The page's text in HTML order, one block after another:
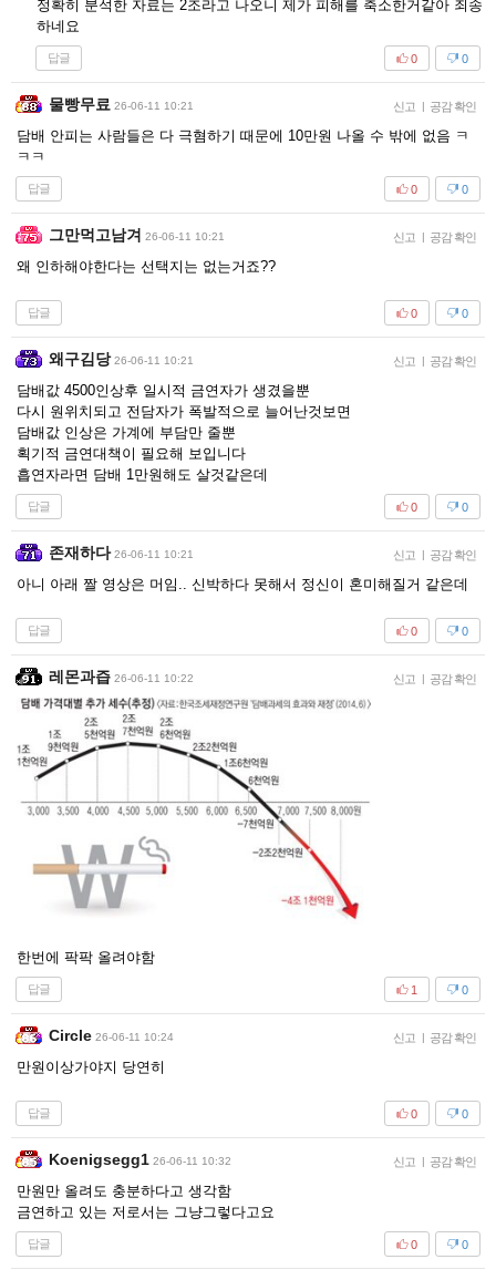
정확히 분석한 자료는 2조라고 나오니 제가 피해를 축소한거같아 죄송
하네요
답글 0
0
물빵무료 26-06-11 10:21 신고 | 공감 확인
담배 안피는 사람들은 다 극혐하기 때문에 10만원 나올 수 밖에 없음 ㅋ
ㅋㅋ
답글 0
0
그만먹고남겨 26-06-11 10:21 신고 | 공감 확인
왜 인하해야한다는 선택지는 없는거죠??
답글 0
0
왜구김당 26-06-11 10:21 신고 | 공감 확인
담배값 4500인상후 일시적 금연자가 생겼을뿐
다시 원위치되고 전담자가 폭발적으로 늘어난것보면
담배값 인상은 가계에 부담만 줄뿐
획기적 금연대책이 필요해 보입니다
흡연자라면 담배 1만원해도 살것같은데
답글 0
0
존재하다 26-06-11 10:21 신고 | 공감 확인
아니 아래 짤 영상은 머임.. 신박하다 못해서 정신이 혼미해질거 같은데
답글 0
0
레몬과즙 26-06-11 10:22 신고 | 공감 확인
한번에 팍팍 올려야함
답글 0
1
Circle 26-06-11 10:24 신고 | 공감 확인
만원이상가야지 당연히
답글 0
0
Koenigsegg1 26-06-11 10:32 신고 | 공감 확인
만원만 올려도 충분하다고 생각함
금연하고 있는 저로서는 그냥그렇다고요
답글 0
0